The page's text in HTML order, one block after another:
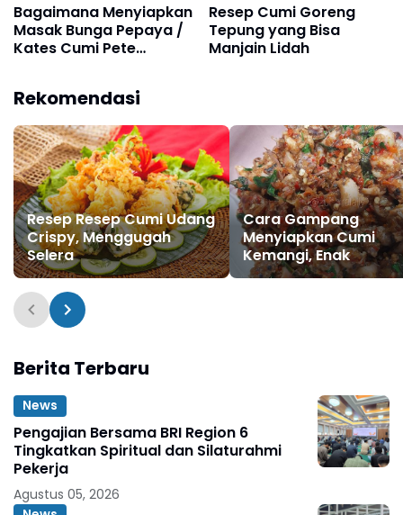
Bagaimana Menyiapkan
Masak Bunga Pepaya /
Kates Cumi Pete
Resep Cumi Goreng
Tepung yang Bisa
Manjain Lidah
Rekomendasi
Resep Resep Cumi Udang
Crispy, Menggugah
Selera
Cara Gampang
Menyiapkan Cumi
Kemangi, Enak
Berita Terbaru
News
Pengajian Bersama BRI Region 6
Tingkatkan Spiritual dan Silaturahmi
Pekerja
Agustus 05, 2026